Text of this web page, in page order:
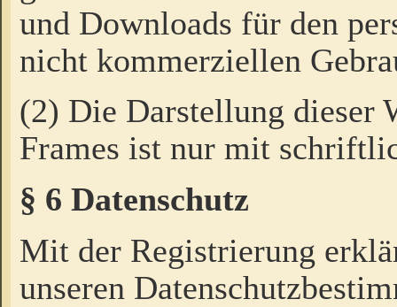
und Downloads für den
nicht kommerziellen
(2) Die Darstellung dieser
Frames ist nur mit
§ 6 Datenschutz
Mit der Registrierung
unseren